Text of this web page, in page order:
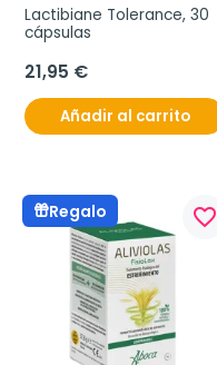
Lactibiane Tolerance, 30
cápsulas
21,95 €
Añadir al carrito
Regalo favorite_border